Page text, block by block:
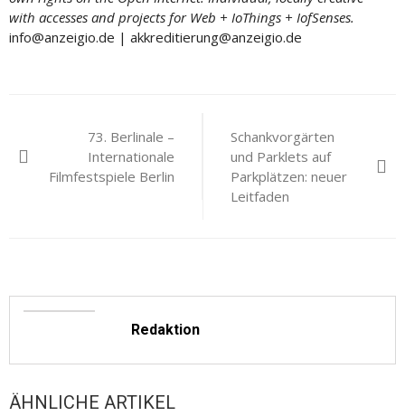
with accesses and projects for Web + IoThings + IofSenses.
info@anzeigio.de | akkreditierung@anzeigio.de
73. Berlinale –
Internationale
Filmfestspiele Berlin
Schankvorgärten
und Parklets auf
Parkplätzen: neuer
Leitfaden
Redaktion
ÄHNLICHE ARTIKEL